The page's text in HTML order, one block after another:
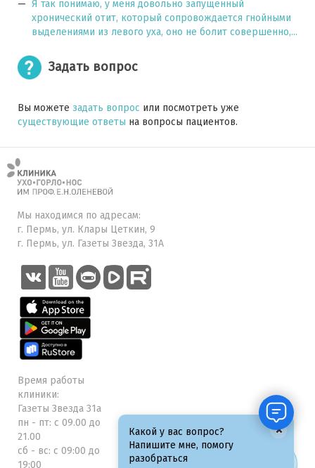
Я так понимаю, у меня довольно запущенный
хронический отит, который сопровождается гнойными
выделениями из левого уха, оно не болит совершенно,...
Задать вопрос
Вы можете задать вопрос или посмотреть уже
существующие ответы на вопросы пациентов.
Мы находимся по адресам:
г. Пермь, ул. Клары Цеткин, 9
г. Пермь, ул. Газеты Звезда, 31А
Время работы
клиники:
Газеты Звезда 31а
пн - пт: с 09.00 до
21.00
сб - вс: с 09:00 до
19:00
Какой у вас вопрос?
Напишите мне, помогу
разобраться
×